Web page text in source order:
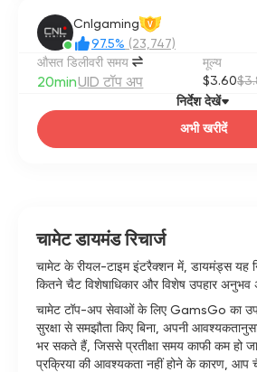
Cnlgaming V
97.5% (23,747)
औसत डिलीवरी समय
20minUID टॉप अप
मूल्य
$3.60
अभी खरीदें
निर्देश देखें
चामेट डायमंड रिचार्ज
चामेट के रीयल-टाइम इंटरैक्शन में, डायमंड्स यह
कितने चैट विशेषाधिकार और विशेष उपहार
चामेट टॉप-अप सेवाओं के लिए GamsGo का
सुरक्षा से समझौता किए बिना, अपनी
भर सकते हैं, जिससे प्रतीक्षा समय काफी कम हो
प्रक्रिया की आवश्यकता नहीं होने के कारण, आप